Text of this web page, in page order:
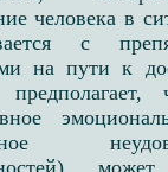
человека в
с
на пути к
предполагает,